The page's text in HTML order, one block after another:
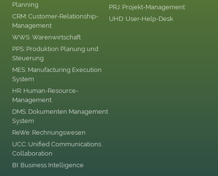
Planning
CRM: Customer-Relationship-
Management
WWS: Warenwirtschaft
PPS: Produktion Planung und
Steuerung
MES: Manufacturing Execution
System
HR: Human-Resource-
Management
DMS: Dokumenten Management
System
ReWe: Rechnungswesen
UCC: Unified Communications
Collaboration
BI: Business Intelligence
PRJ: Projekt-Management
UHD: User-Help-Desk